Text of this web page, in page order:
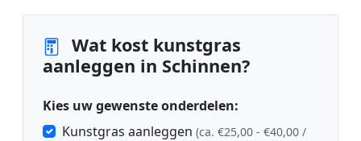
Wat kost kunstgras
aanleggen in Schinnen?
Kies uw gewenste onderdelen:
Kunstgras aanleggen (ca. €25,00 - €40,00 /